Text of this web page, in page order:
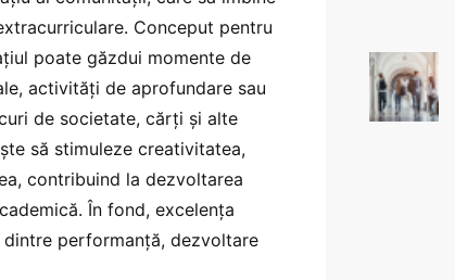
Conceput pentru
poate găzdui momente de
activități de aprofundare sau
de societate, cărți și alte
să stimuleze creativitatea,
contribuind la dezvoltarea
În fond, excelența
performanță, dezvoltare